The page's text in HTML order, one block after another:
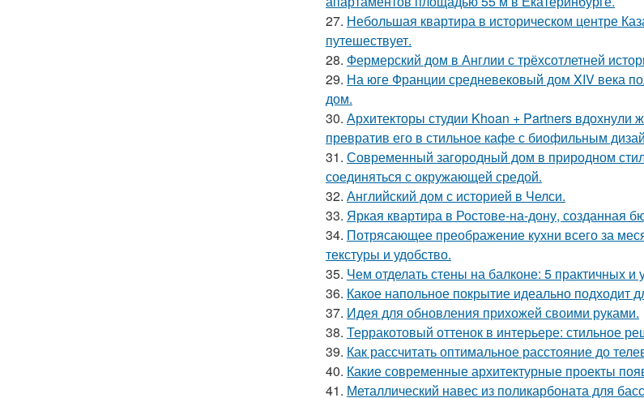
27. Небольшая квартира в историческом центре
путешествует.
28. Фермерский дом в Англии с трёхсотлетней
29. На юге Франции средневековый дом XIV века
дом.
30. Архитекторы студии Khoan + Partners вдохнули
превратив его в стильное кафе с биофильным
31. Современный загородный дом в природном
соединяться с окружающей средой.
32. Английский дом с историей в Челси.
33. Яркая квартира в Ростове-на-дону, созданная
34. Потрясающее преображение кухни всего за
текстуры и удобство.
35. Чем отделать стены на балконе: 5 практичных и
36. Какое напольное покрытие идеально подходит
37. Идея для обновления прихожей своими руками.
38. Терракотовый оттенок в интерьере: стильное
39. Как рассчитать оптимальное расстояние до
40. Какие современные архитектурные проекты
41. Металлический навес из поликарбоната для